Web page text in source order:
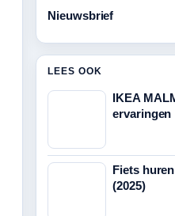
Nieuwsbrief
LEES OOK
IKEA
ervaringen
Fiets
(2025)